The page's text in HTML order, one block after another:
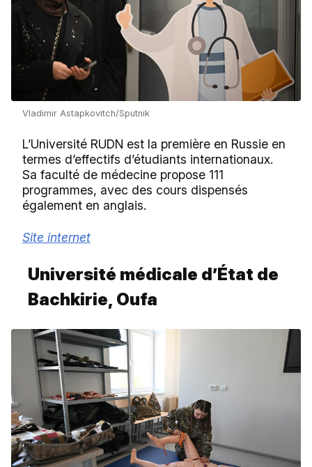
Vladimir Astapkovitch/Sputnik
L’Université RUDN est la première en Russie en
termes d’effectifs d’étudiants internationaux.
Sa faculté de médecine propose 111
programmes, avec des cours dispensés
également en anglais.
Site internet
Université médicale d’État de
Bachkirie, Oufa